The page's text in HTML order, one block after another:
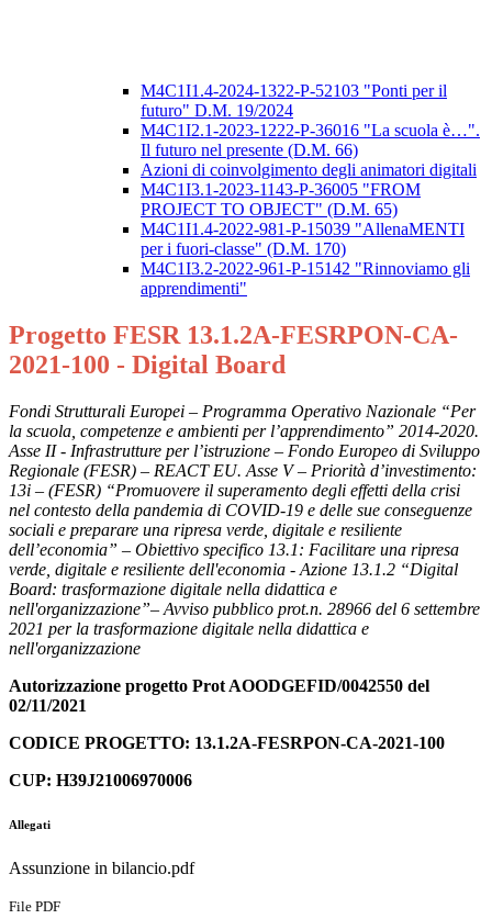
M4C1I1.4-2024-1322-P-52103 "Ponti per il
futuro" D.M. 19/2024
M4C1I2.1-2023-1222-P-36016 "La scuola è…".
Il futuro nel presente (D.M. 66)
Azioni di coinvolgimento degli animatori digitali
M4C1I3.1-2023-1143-P-36005 "FROM
PROJECT TO OBJECT" (D.M. 65)
M4C1I1.4-2022-981-P-15039 "AllenaMENTI
per i fuori-classe" (D.M. 170)
M4C1I3.2-2022-961-P-15142 "Rinnoviamo gli
apprendimenti"
Progetto FESR 13.1.2A-FESRPON-CA-
2021-100 - Digital Board
Fondi Strutturali Europei – Programma Operativo Nazionale “Per
la scuola, competenze e ambienti per l’apprendimento” 2014-2020.
Asse II - Infrastrutture per l’istruzione – Fondo Europeo di Sviluppo
Regionale (FESR) – REACT EU. Asse V – Priorità d’investimento:
13i – (FESR) “Promuovere il superamento degli effetti della crisi
nel contesto della pandemia di COVID-19 e delle sue conseguenze
sociali e preparare una ripresa verde, digitale e resiliente
dell’economia” – Obiettivo specifico 13.1: Facilitare una ripresa
verde, digitale e resiliente dell'economia - Azione 13.1.2 “Digital
Board: trasformazione digitale nella didattica e
nell'organizzazione”– Avviso pubblico prot.n. 28966 del 6 settembre
2021 per la trasformazione digitale nella didattica e
nell'organizzazione
Autorizzazione progetto Prot AOODGEFID/0042550 del
02/11/2021
CODICE PROGETTO: 13.1.2A-FESRPON-CA-2021-100
CUP: H39J21006970006
Allegati
Assunzione in bilancio.pdf
File PDF